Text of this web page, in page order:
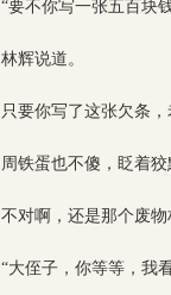
“要不你写一张五百块
林辉说道。
只要你写了这张欠条
周铁蛋也不傻，眨着
不对啊，还是那个废
“大侄子，你等等，我